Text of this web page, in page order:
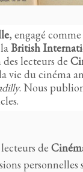
, engagé
British
lecteurs de
vie du cinéma
. Nous
de
personnelles